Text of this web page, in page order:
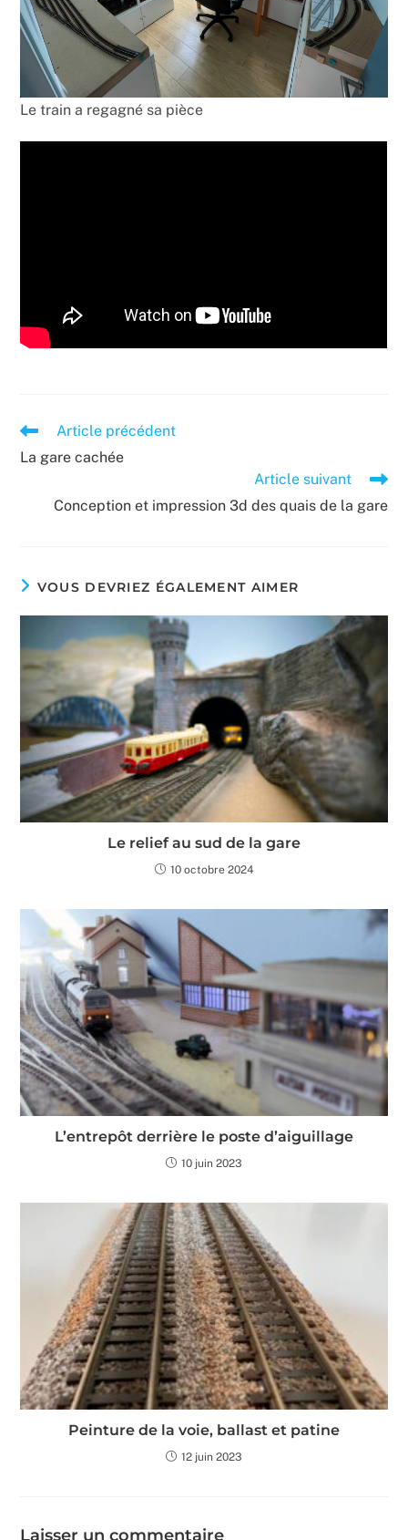
Le train a regagné sa pièce
Read
articles
Article précédent
La gare cachée
Article suivant
Conception et impression 3d des quais de la gare
VOUS DEVRIEZ ÉGALEMENT AIMER
Le relief au sud de la gare
10 octobre 2024
L’entrepôt derrière le poste d’aiguillage
10 juin 2023
Peinture de la voie, ballast et patine
12 juin 2023
Laisser un commentaire